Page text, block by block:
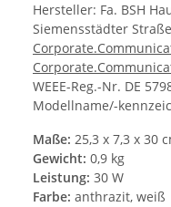
Hersteller: Fa. BSH
Siemensstädter
WEEE-Reg.-Nr. DE
Modellname/-
Maße: 25,3 x 7,3 x 30
Gewicht: 0,9 kg
Leistung: 30 W
Farbe: anthrazit, weiß